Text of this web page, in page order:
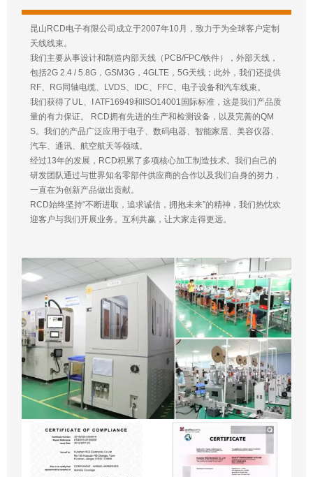
昆山RCD电子有限公司成立于2007年10月，致力于为全球客户定制
天线线束。
我们主要从事设计和制造内部天线（PCB/FPC/铁件），外部天线，
包括2G 2.4 / 5.8G，GSM3G，4GLTE，5G天线；此外，我们还提供
RF、RG同轴电缆、LVDS、IDC、FFC、电子设备和汽车线束。
我们获得了UL、I ATF16949和ISO14001国际标准，这是我们产品质
量的有力保证。 RCD拥有先进的生产和检测设备，以及完善的QM
S。我们的产品广泛应用于电子、数码电器、智能家居、美容仪器、
汽车、通讯、航空航天等领域。
经过13年的发展，RCD积累了多项核心加工制造技术。我们自己的
研发团队通过与世界知名零部件供应商的合作以及我们自身的努力，
一直在为创新产品做出贡献。
RCD始终坚持“不断进取，追求诚信，拥抱未来”的精神，我们热忱欢
迎客户与我们开展业务。互利共赢，让大家走得更远。